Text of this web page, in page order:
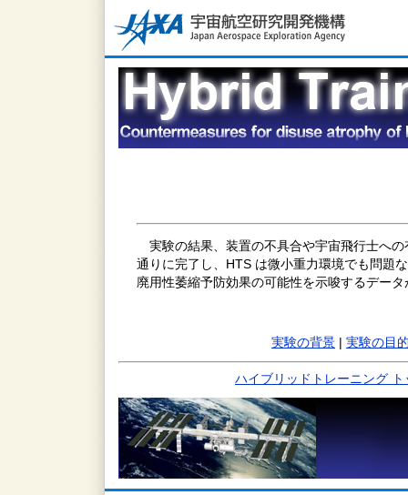
実験の結果、装置の不具合や宇宙飛行士へ
通りに完了し、HTS は微小重力環境でも問題
廃用性萎縮予防効果の可能性を示唆するデー
実験の背景 実験の目
ハイブリッドトレーニング